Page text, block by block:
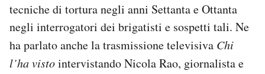
CALENDARIO
AREA PERSONALE
tecniche di tortura negli anni Settanta e Ottanta
negli interrogatori dei brigatisti e sospetti tali. Ne
ha parlato anche la trasmissione televisiva Chi
l’ha vistointervistando Nicola Rao, giornalista e